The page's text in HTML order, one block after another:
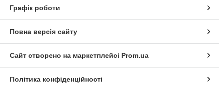
Графік роботи
Повна версія сайту
Сайт створено на маркетплейсі Prom.ua
Політика конфіденційності